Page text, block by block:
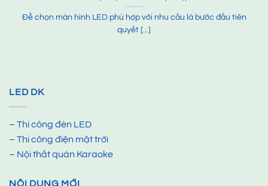
Để chọn màn hình LED phù hợp với nhu cầu là bước đầu tiên
quyết [...]
LED DK
– Thi công đèn LED
– Thi công điện mặt trời
– Nội thất quán Karaoke
NỘI DUNG MỚI